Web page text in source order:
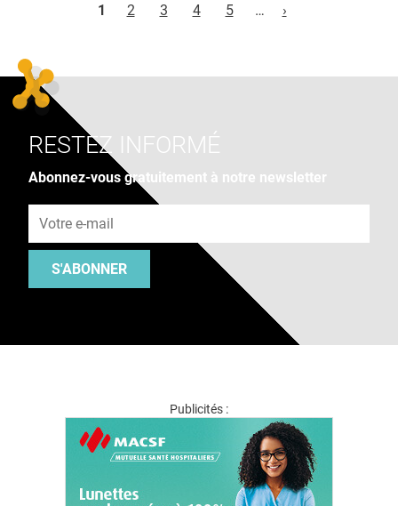
1
2 3 4 5 … ›
RESTEZ INFORMÉ
Abonnez-vous gratuitement à notre newsletter
S'ABONNER
Publicités :